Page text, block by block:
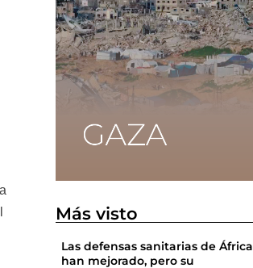
Más visto
Las defensas sanitarias de África
han mejorado, pero su